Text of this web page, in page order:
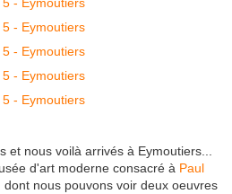
et nous voilà arrivés à Eymoutiers...
d'art moderne consacré à Paul
dont nous pouvons voir deux oeuvres